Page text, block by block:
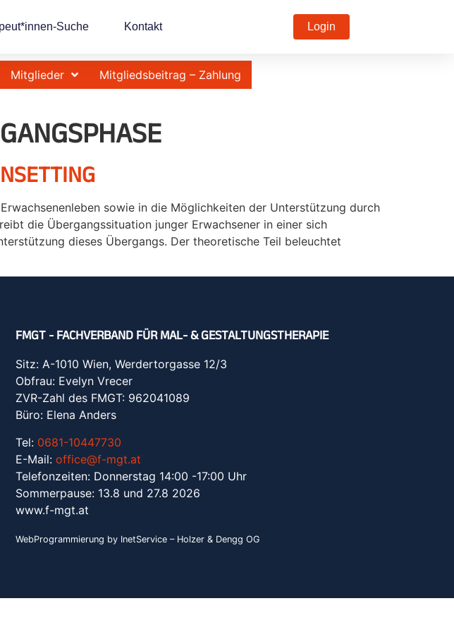
Suche Kontakt Login
Mitglieder Mitgliedsbeitrag – Zahlung
sowie in die Möglichkeiten der Unterstützung durch
die Übergangssituation junger Erwachsener in einer sich
dieses Übergangs. Der theoretische Teil beleuchtet
FMGT - FACHVERBAND FÜR MAL- & GESTALTUNGSTHERAPIE
Sitz: A-1010 Wien, Werdertorgasse 12/3
Obfrau: Evelyn Vrecer
ZVR-Zahl des FMGT: 962041089
Büro: Elena Anders
Tel: 0681-10447730
E-Mail: office@f-mgt.at
Telefonzeiten: Donnerstag 14:00 -17:00 Uhr
Sommerpause: 13.8 und 27.8 2026
www.f-mgt.at
WebProgrammierung by InetService – Holzer & Dengg OG